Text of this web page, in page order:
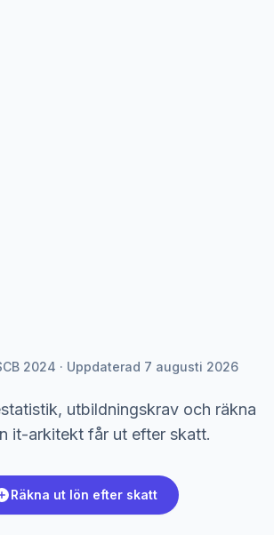
2024 · Uppdaterad 7 augusti 2026
utbildningskrav och räkna
it-arkitekt får ut efter skatt.
Räkna ut lön efter skatt